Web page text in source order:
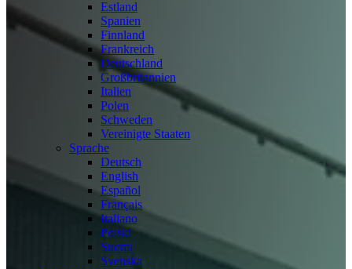
Estland
Spanien
Finnland
Frankreich
Deutschland
Großbritannien
Italien
Polen
Schweden
Vereinigte Staaten
Sprache
Deutsch
English
Español
Français
Italiano
Polski
Suomi
Svenska